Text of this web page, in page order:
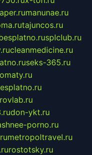
manunae.ru
tajuncos.ru
splclub.ru
cleanmedicine.ru
seks-365.ru
don-ykt.ru
porno.ru
metropoltravel.ru
rostotsky.ru